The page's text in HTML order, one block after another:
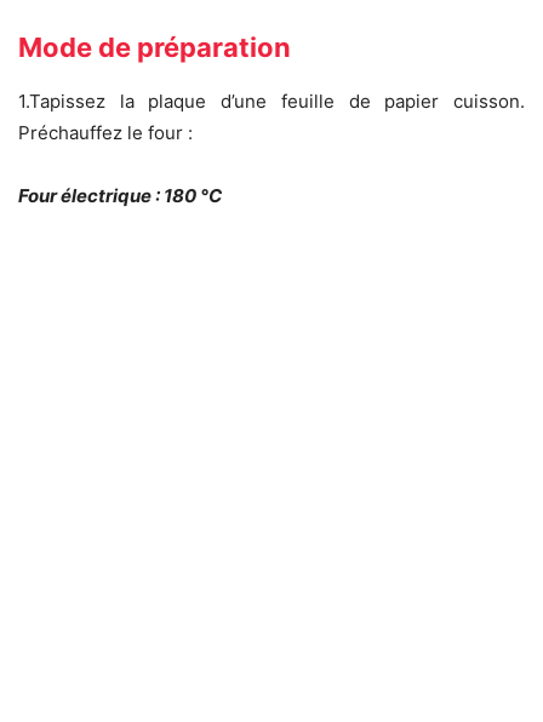
Mode de préparation
1.Tapissez la plaque d’une feuille de papier cuisson.
Préchauffez le four :
Four électrique : 180 °C